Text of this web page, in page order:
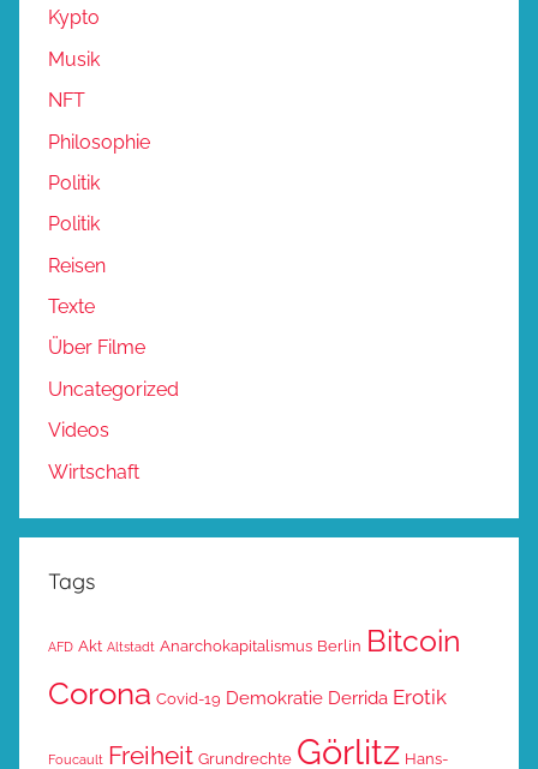
Kypto
Musik
NFT
Philosophie
Politik
Politik
Reisen
Texte
Über Filme
Uncategorized
Videos
Wirtschaft
Tags
AFD Akt Altstadt Anarchokapitalismus Berlin Bitcoin
Corona Covid-19 Demokratie Derrida Erotik
Foucault Freiheit Grundrechte Görlitz Hans-